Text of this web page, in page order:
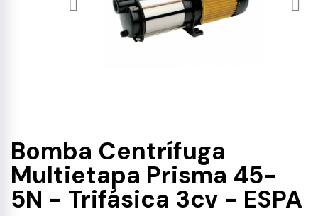
Bomba Centrífuga
Multietapa Prisma 45-
5N - Trifásica 3cv - ESPA